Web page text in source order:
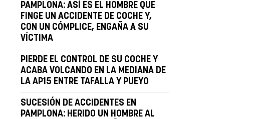
PAMPLONA: ASÍ ES EL HOMBRE QUE
FINGE UN ACCIDENTE DE COCHE Y,
CON UN CÓMPLICE, ENGAÑA A SU
VÍCTIMA
PIERDE EL CONTROL DE SU COCHE Y
ACABA VOLCANDO EN LA MEDIANA DE
LA AP15 ENTRE TAFALLA Y PUEYO
SUCESIÓN DE ACCIDENTES EN
PAMPLONA: HERIDO UN HOMBRE AL